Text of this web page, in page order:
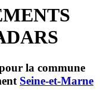
la commune
Seine-et-Marne